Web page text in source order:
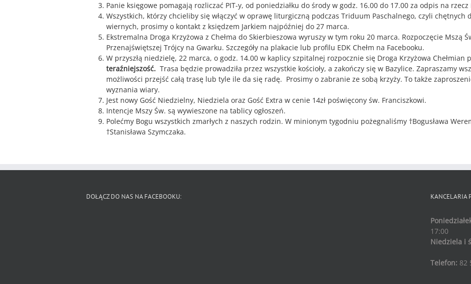
Panie księgowe pomagają rozliczać PIT-y, od poniedziałku do środy w godz. 16.00 do 17.00 za odpis na rzecz
Wszystkich, którzy chcieliby się włączyć w oprawę liturgiczną podczas Triduum Paschalnego, czyli
wiernych, prosimy o kontakt z księdzem Jarkiem najpóźniej do 27 marca.
Ekstremalna Droga Krzyżowa z Chełma do Skierbieszowa wyruszy w tym roku 20 marca. Rozpoczęcie Mszą
Przenajświętszej Trójcy na Gwarku. Szczegóły na plakacie lub profilu EDK Chełm na Facebooku.
W przyszłą niedzielę, 22 marca, o godz. 14.00 w kaplicy szpitalnej rozpocznie się Droga Krzyżowa Chełmian
teraźniejszość. Trasa będzie prowadziła przez wszystkie kościoły, a zakończy się w Bazylice. Zapraszamy
możliwości przejść całą trasę lub tyle ile da się radę. Prosimy o zabranie ze sobą krzyży. To także
wyznania wiary.
Jest nowy Gość Niedzielny, Niedziela oraz Gość Extra w cenie 14zł poświęcony św. Franciszkowi.
Intencje Mszy Św. są wywieszone na tablicy ogłoszeń.
Polećmy Bogu wszystkich zmarłych z naszych rodzin. W minionym tygodniu pożegnaliśmy †Bogusława
†Stanisława Szymczaka.
DOŁĄCZ DO NAS NA FACEBOOKU: KANCELARIA
17:00
Niedziela i
Telefon: 82